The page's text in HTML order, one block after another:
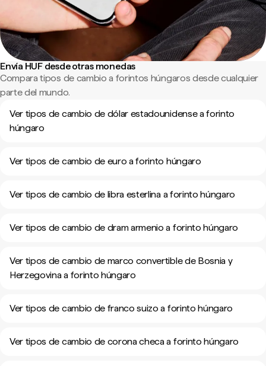
Envía HUF desde otras monedas
Compara tipos de cambio a forintos húngaros desde cualquier
parte del mundo.
Ver tipos de cambio de dólar estadounidense a forinto
húngaro
Ver tipos de cambio de euro a forinto húngaro
Ver tipos de cambio de libra esterlina a forinto húngaro
Ver tipos de cambio de dram armenio a forinto húngaro
Ver tipos de cambio de marco convertible de Bosnia y
Herzegovina a forinto húngaro
Ver tipos de cambio de franco suizo a forinto húngaro
Ver tipos de cambio de corona checa a forinto húngaro